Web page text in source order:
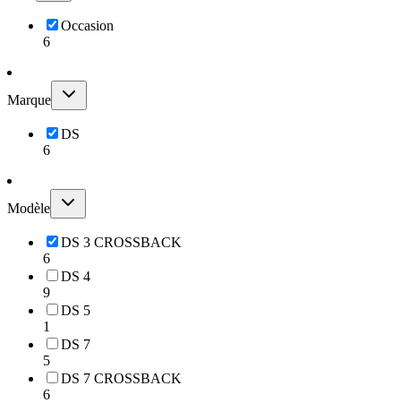
Occasion
6
Marque
DS
6
Modèle
DS 3 CROSSBACK
6
DS 4
9
DS 5
1
DS 7
5
DS 7 CROSSBACK
6